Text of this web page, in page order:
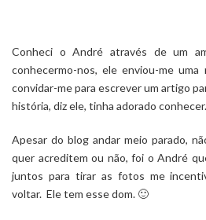
Conheci o André através de um
conhecermo-nos, ele enviou-me uma
convidar-me para escrever um artigo
história, diz ele, tinha adorado conhecer.
Apesar do blog andar meio parado,
quer acreditem ou não, foi o André
juntos para tirar as fotos me
voltar. Ele tem esse dom. 🙂